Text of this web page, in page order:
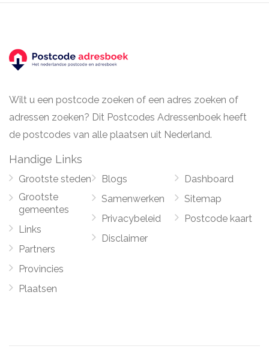
Wilt u een postcode zoeken of een adres zoeken of
adressen zoeken? Dit Postcodes Adressenboek heeft
de postcodes van alle plaatsen uit Nederland.
Handige Links
Grootste steden
Grootste
gemeentes
Links
Partners
Provincies
Plaatsen
Blogs
Samenwerken
Privacybeleid
Disclaimer
Dashboard
Sitemap
Postcode kaart